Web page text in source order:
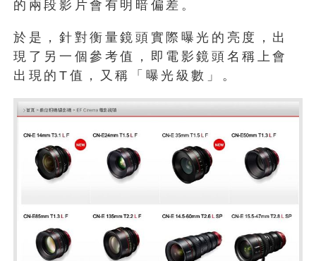
的兩段影片會有明暗偏差。
於是，針對衡量鏡頭實際曝光的亮度，出
現了另一個參考值，即電影鏡頭名稱上會
出現的T值，又稱「曝光級數」。